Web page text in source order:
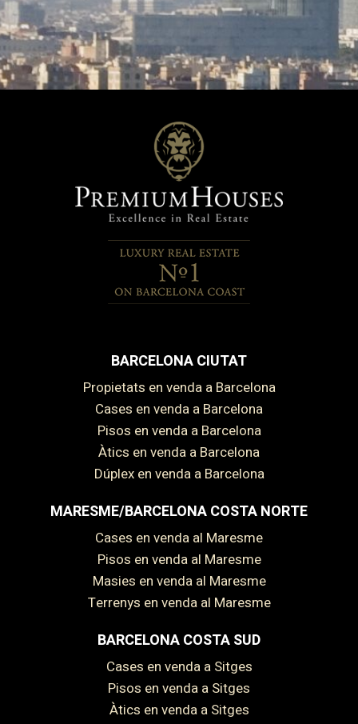
BARCELONA CIUTAT
Propietats en venda a Barcelona
Cases en venda a Barcelona
Pisos en venda a Barcelona
Àtics en venda a Barcelona
Dúplex en venda a Barcelona
MARESME/BARCELONA COSTA NORTE
Cases en venda al Maresme
Pisos en venda al Maresme
Masies en venda al Maresme
Terrenys en venda al Maresme
BARCELONA COSTA SUD
Cases en venda a Sitges
Pisos en venda a Sitges
Àtics en venda a Sitges
Guardar configuració Acceptar totes